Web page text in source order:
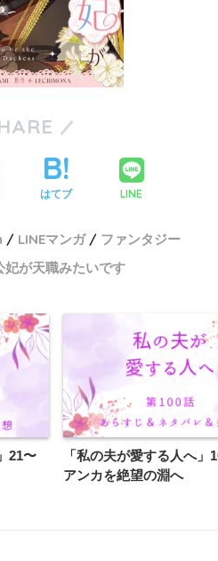
はてブ LINE
LINEマンガ
ファンタジー
妃が天職みたいです
21〜
「私の夫が愛する人へ」
アンカを絶望の淵へ